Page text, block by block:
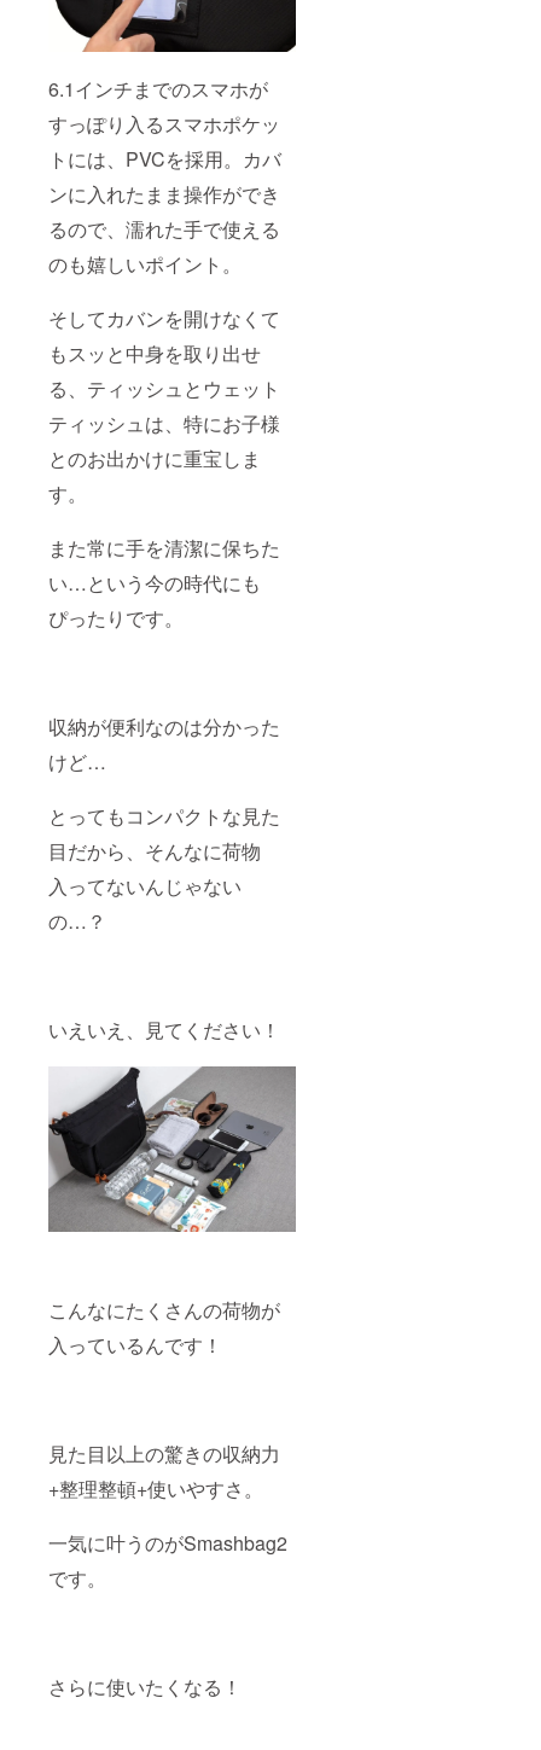
6.1インチまでのスマホが
すっぽり入るスマホポケッ
トには、PVCを採用。カバ
ンに入れたまま操作ができ
るので、濡れた手で使える
のも嬉しいポイント。
そしてカバンを開けなくて
もスッと中身を取り出せ
る、ティッシュとウェット
ティッシュは、特にお子様
とのお出かけに重宝しま
す。
また常に手を清潔に保ちた
い…という今の時代にも
ぴったりです。
収納が便利なのは分かった
けど…
とってもコンパクトな見た
目だから、そんなに荷物
入ってないんじゃない
の…？
いえいえ、見てください！
こんなにたくさんの荷物が
入っているんです！
見た目以上の驚きの収納力
+整理整頓+使いやすさ。
一気に叶うのがSmashbag2
です。
さらに使いたくなる！